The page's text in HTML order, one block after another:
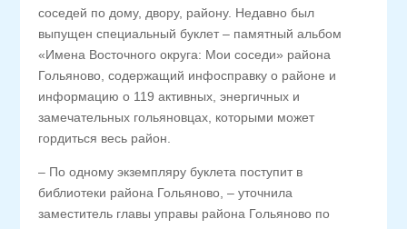
соседей по дому, двору, району. Недавно был
выпущен специальный буклет – памятный альбом
«Имена Восточного округа: Мои соседи» района
Гольяново, содержащий инфосправку о районе и
информацию о 119 активных, энергичных и
замечательных гольяновцах, которыми может
гордиться весь район.
– По одному экземпляру буклета поступит в
библиотеки района Гольяново, – уточнила
заместитель главы управы района Гольяново по